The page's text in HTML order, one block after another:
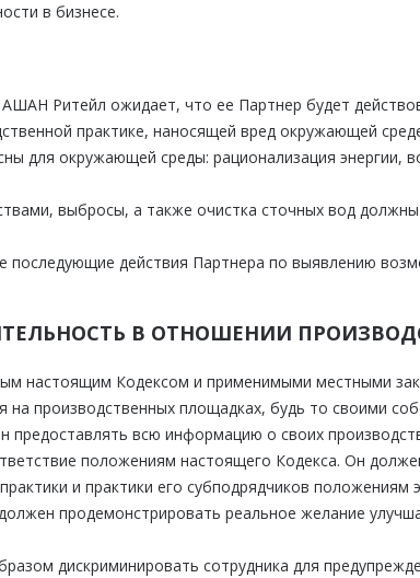
в бизнесе.
Ритейл ожидает, что ее Партнер будет
практике, наносящей вред окружающей
для окружающей среды: рационализация энергии,
выбросы, а также очистка сточных вод
последующие действия Партнера по выявлению
В ОТНОШЕНИИ
настоящим Кодексом и применимыми местными
производственных площадках, будь то своими
всю информацию о своих
положениям настоящего Кодекса. Он
и практики его субподрядчиков положениям
продемонстрировать реальное желание
дискриминировать сотрудника для